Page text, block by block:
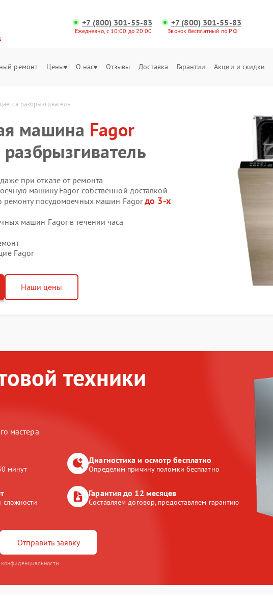
+7 (800) 301-55-83
Ежедневно, с 10:00 до 20:00
+7 (800) 301-55-83
Звонок бесплатный по РФ
ремонт Цены О нас Отзывы Доставка Гарантии Акции и скидки
разбрызгиватель
машина Fagor
даже при отказе от ремонта
машину Fagor собственной доставкой
ремонту посудомоечных машин Fagorдо 3-х
машин Fagor в течении часа
Fagor
Наши цены
техники
мастера
минут
Диагностика и осмотр бесплатно
Определим причину поломки бесплатно
Гарантия до 12 месяцев
Составляем договор, предоставляем гарантию
Отправить заявку